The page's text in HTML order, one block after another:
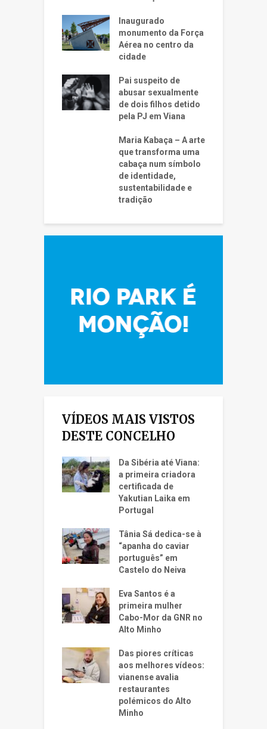
Inaugurado
monumento da Força
Aérea no centro da
cidade
Pai suspeito de
abusar sexualmente
de dois filhos detido
pela PJ em Viana
Maria Kabaça – A arte
que transforma uma
cabaça num símbolo
de identidade,
sustentabilidade e
tradição
VÍDEOS MAIS VISTOS
DESTE CONCELHO
Da Sibéria até Viana:
a primeira criadora
certificada de
Yakutian Laika em
Portugal
Tânia Sá dedica-se à
“apanha do caviar
português” em
Castelo do Neiva
Eva Santos é a
primeira mulher
Cabo-Mor da GNR no
Alto Minho
Das piores críticas
aos melhores vídeos:
vianense avalia
restaurantes
polémicos do Alto
Minho